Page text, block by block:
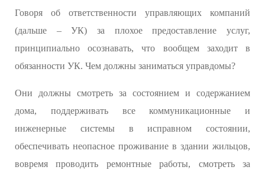
Говоря об ответственности управляющих компаний
(дальше – УК) за плохое предоставление услуг,
принципиально осознавать, что вообщем заходит в
обязанности УК. Чем должны заниматься управдомы?
Они должны смотреть за состоянием и содержанием
дома, поддерживать все коммуникационные и
инженерные системы в исправном состоянии,
обеспечивать неопасное проживание в здании жильцов,
вовремя проводить ремонтные работы, смотреть за